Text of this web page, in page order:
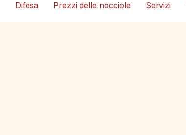
Difesa Prezzi delle nocciole Servizi